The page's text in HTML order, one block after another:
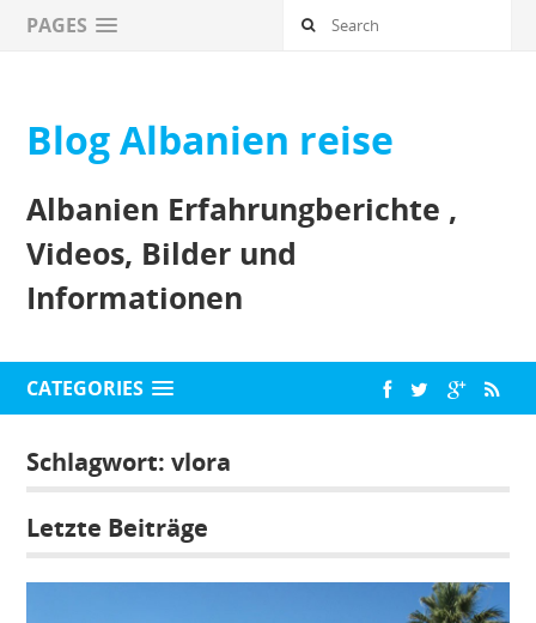
PAGES
Blog Albanien reise
Albanien Erfahrungberichte ,
Videos, Bilder und
Informationen
CATEGORIES
Schlagwort:vlora
Letzte Beiträge